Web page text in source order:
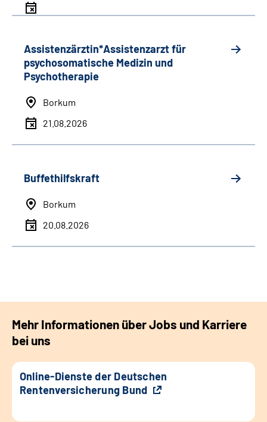
Assistenzärztin*Assistenzarzt für
psychosomatische Medizin und
Psychotherapie
Borkum
21.08.2026
Buffethilfskraft
Borkum
20.08.2026
Mehr Informationen über Jobs und Karriere
bei uns
Online-Dienste der Deutschen
Rentenversicherung Bund